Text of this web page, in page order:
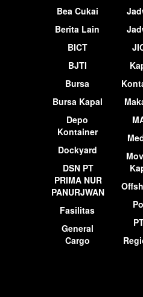
Bea Cukai
Berita Lain
BICT
BJTI
Bursa
Bursa Kapal
Depo
Kontainer
Dockyard
DSN PT
PRIMA NUR
PANURJWAN
Fasilitas
General
Cargo